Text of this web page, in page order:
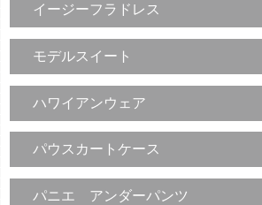
イージーフラドレス
モデルスイート
ハワイアンウェア
パウスカートケース
パニエ アンダーパンツ